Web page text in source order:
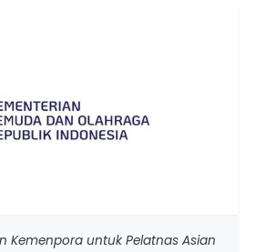
Kemenpora untuk Pelatnas Asian